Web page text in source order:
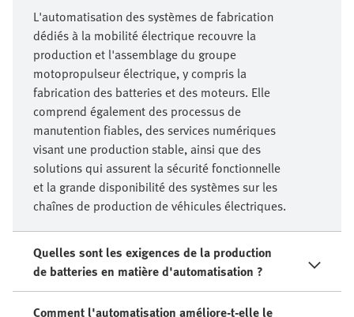
L'automatisation des systèmes de fabrication
dédiés à la mobilité électrique recouvre la
production et l'assemblage du groupe
motopropulseur électrique, y compris la
fabrication des batteries et des moteurs. Elle
comprend également des processus de
manutention fiables, des services numériques
visant une production stable, ainsi que des
solutions qui assurent la sécurité fonctionnelle
et la grande disponibilité des systèmes sur les
chaînes de production de véhicules électriques.
Quelles sont les exigences de la production
de batteries en matière d'automatisation ?
Comment l'automatisation améliore-t-elle le